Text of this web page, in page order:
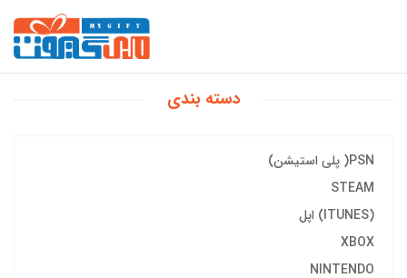
دسته بندی
PSN( پلی استیشن)
STEAM
(ITUNES) اپل
XBOX
NINTENDO